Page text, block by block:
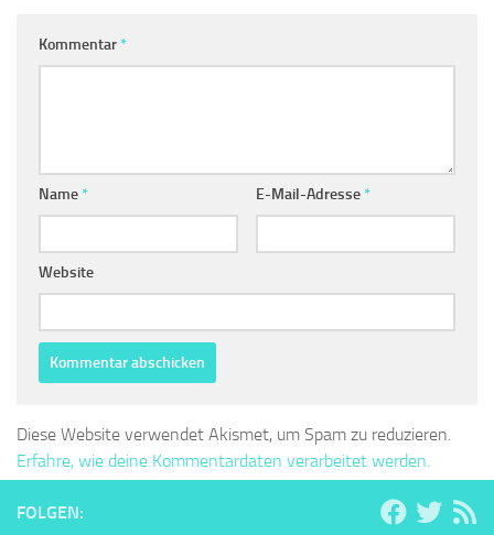
Kommentar*
Name* E-Mail-Adresse*
Website
Diese Website verwendet Akismet, um Spam zu reduzieren.
Erfahre, wie deine Kommentardaten verarbeitet werden.
FOLGEN: